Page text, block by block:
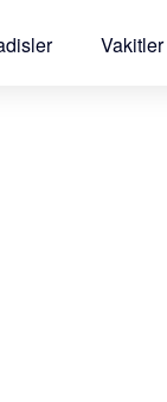
Vakitler